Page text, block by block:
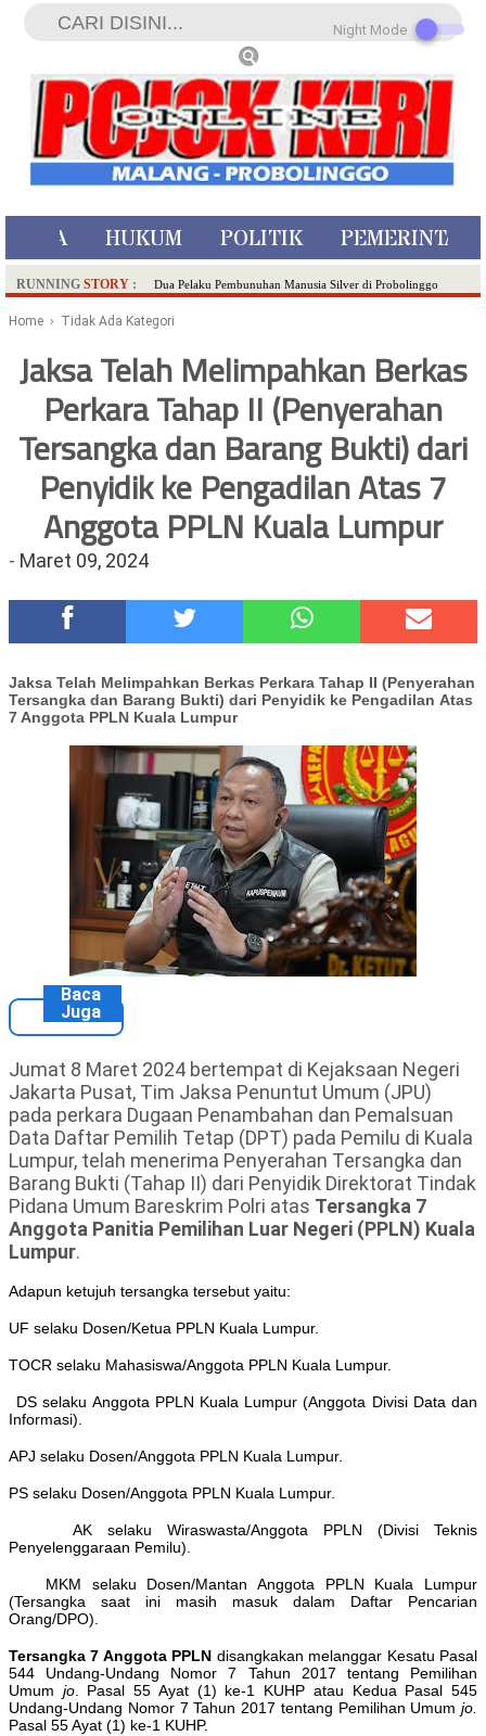
HUKUM POLITIK
RUNNING STORY : Dua Pelaku Pembunuhan Manusia Silver di Probolinggo
Literasi Melalui LASKAR JODA, Usung Filosofi Gelar Sehelai
Ambulance Dari Berbagai Daerah Padati Kota Wisata Batu
Hadirkan Tujuh Sapta Pesona Wisata di Amfiteater, Mikutopia
Buka Rekrutmen Karyawan,Berikut Kualifikasinya
Polsek Wonoasih Perkuat Ketahanan Pangan Lewat Dialog
Bersama Petani
Tugu Tirta Usung 'Smart Water City' di Indonesia City Expo
Kapolres Cup 9 Ball Tournament,Gandeng Carabao Bistro &
Pool Batu HQ Total Hadiah Rp 5 Juta
DKD PERADI Malang Jatuhkan Putusan Pelanggaran Kode Etik
Advokat, Abd. Aziz Divonis Bersalah
Healing-Healing Ke-Malang Batu Jangan Lupa Mampir Ke-
Waroeng Tani Dau Malang,Dijamin Ketagihan,Ini Sebabnya
Home › Tidak Ada Kategori
Jaksa Telah Melimpahkan Berkas
Perkara Tahap II (Penyerahan
Tersangka dan Barang Bukti) dari
Penyidik ke Pengadilan Atas 7
Anggota PPLN Kuala Lumpur
- Maret 09, 2024
Jaksa Telah Melimpahkan Berkas Perkara Tahap II (Penyerahan
Tersangka dan Barang Bukti) dari Penyidik ke Pengadilan Atas
7 Anggota PPLN Kuala Lumpur
Baca
Juga
Jumat 8 Maret 2024 bertempat di Kejaksaan Negeri
Jakarta Pusat, Tim Jaksa Penuntut Umum (JPU)
pada perkara Dugaan Penambahan dan Pemalsuan
Data Daftar Pemilih Tetap (DPT) pada Pemilu di Kuala
Lumpur, telah menerima Penyerahan Tersangka dan
Barang Bukti (Tahap II) dari Penyidik Direktorat Tindak
Pidana Umum Bareskrim Polri atas Tersangka 7
Anggota Panitia Pemilihan Luar Negeri (PPLN) Kuala
Lumpur.
Adapun ketujuh tersangka tersebut yaitu:
UF selaku Dosen/Ketua PPLN Kuala Lumpur.
TOCR selaku Mahasiswa/Anggota PPLN Kuala Lumpur.
DS selaku Anggota PPLN Kuala Lumpur (Anggota Divisi Data dan
Informasi).
APJ selaku Dosen/Anggota PPLN Kuala Lumpur.
PS selaku Dosen/Anggota PPLN Kuala Lumpur.
AK selaku Wiraswasta/Anggota PPLN (Divisi Teknis
Penyelenggaraan Pemilu).
MKM selaku Dosen/Mantan Anggota PPLN Kuala Lumpur
(Tersangka saat ini masih masuk dalam Daftar Pencarian
Orang/DPO).
Tersangka 7 Anggota PPLN disangkakan melanggar Kesatu Pasal
544 Undang-Undang Nomor 7 Tahun 2017 tentang Pemilihan
Umum jo. Pasal 55 Ayat (1) ke-1 KUHP atau Kedua Pasal 545
Undang-Undang Nomor 7 Tahun 2017 tentang Pemilihan Umum jo.
Pasal 55 Ayat (1) ke-1 KUHP.
Night Mode